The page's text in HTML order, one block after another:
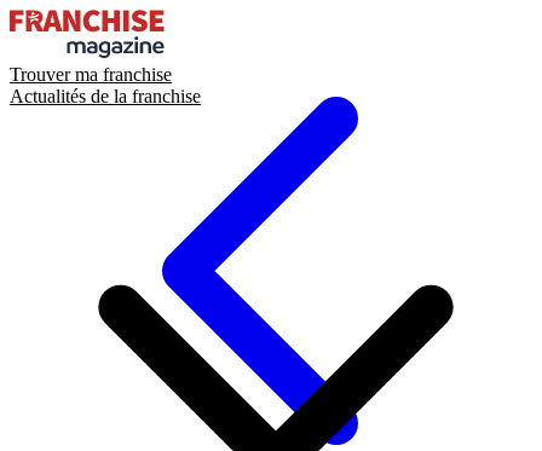
Trouver ma franchise
Actualités de la franchise